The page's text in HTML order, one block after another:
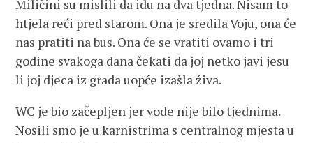
Miličini su mislili da idu na dva tjedna. Nisam to
htjela reći pred starom. Ona je sredila Voju, ona će
nas pratiti na bus. Ona će se vratiti ovamo i tri
godine svakoga dana čekati da joj netko javi jesu
li joj djeca iz grada uopće izašla živa.
WC je bio začepljen jer vode nije bilo tjednima.
Nosili smo je u karnistrima s centralnog mjesta u